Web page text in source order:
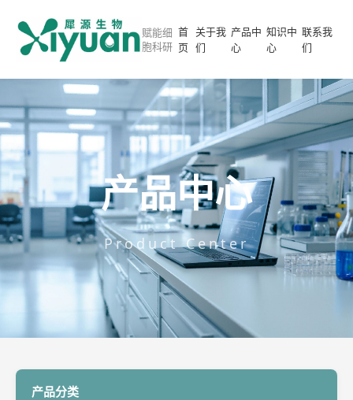
赋能细
胞科研
首
页
关于我
们
产品中
心
知识中
心
联系我
们
产品中心
Product Center
产品分类